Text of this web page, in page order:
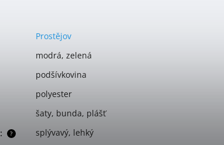
Prostějov
modrá, zelená
podšívkovina
polyester
šaty, bunda, plášť
?
:
splývavý, lehký